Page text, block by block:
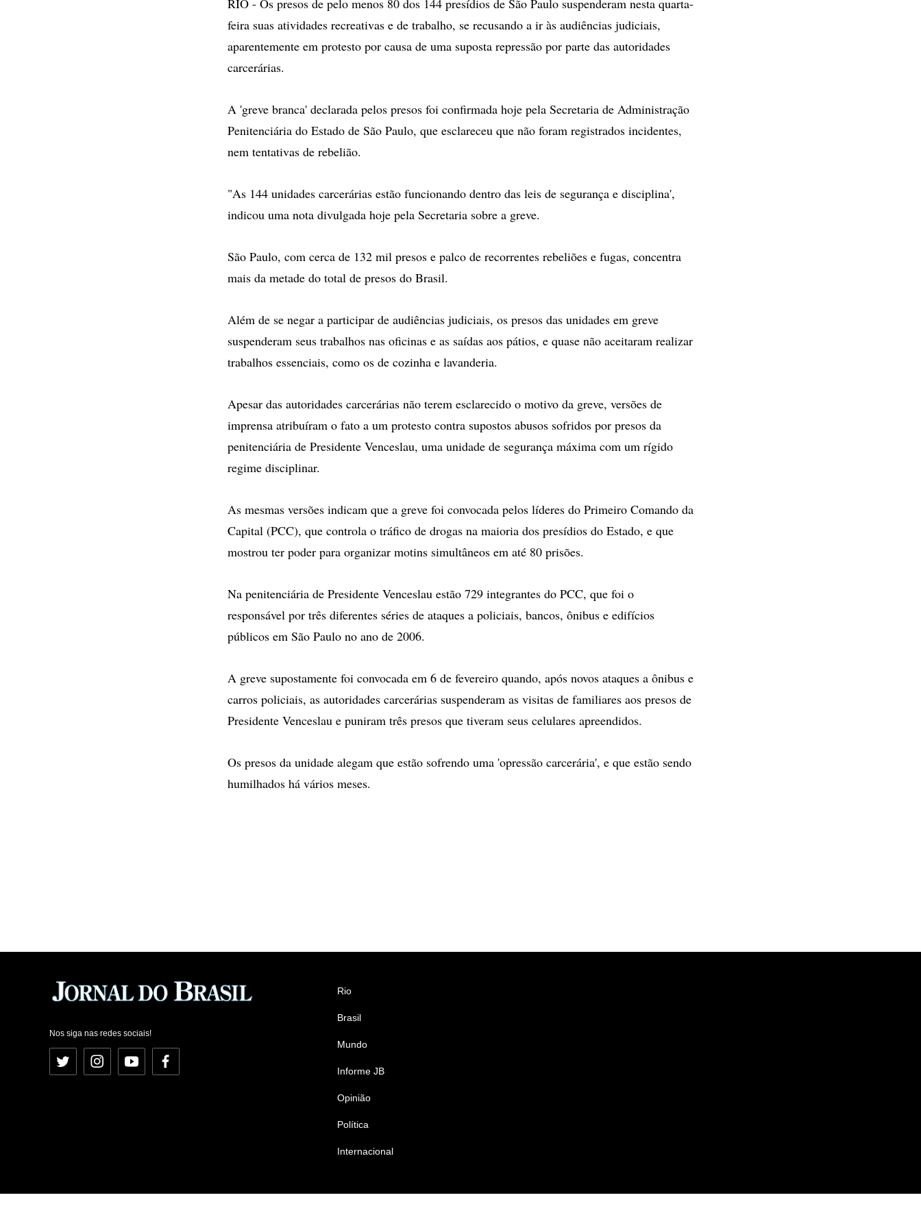
RIO - Os presos de pelo menos 80 dos 144 presídios de São Paulo suspenderam nesta quarta-
feira suas atividades recreativas e de trabalho, se recusando a ir às audiências judiciais,
aparentemente em protesto por causa de uma suposta repressão por parte das autoridades
carcerárias.
A 'greve branca' declarada pelos presos foi confirmada hoje pela Secretaria de Administração
Penitenciária do Estado de São Paulo, que esclareceu que não foram registrados incidentes,
nem tentativas de rebelião.
"As 144 unidades carcerárias estão funcionando dentro das leis de segurança e disciplina',
indicou uma nota divulgada hoje pela Secretaria sobre a greve.
São Paulo, com cerca de 132 mil presos e palco de recorrentes rebeliões e fugas, concentra
mais da metade do total de presos do Brasil.
Além de se negar a participar de audiências judiciais, os presos das unidades em greve
suspenderam seus trabalhos nas oficinas e as saídas aos pátios, e quase não aceitaram realizar
trabalhos essenciais, como os de cozinha e lavanderia.
Apesar das autoridades carcerárias não terem esclarecido o motivo da greve, versões de
imprensa atribuíram o fato a um protesto contra supostos abusos sofridos por presos da
penitenciária de Presidente Venceslau, uma unidade de segurança máxima com um rígido
regime disciplinar.
As mesmas versões indicam que a greve foi convocada pelos líderes do Primeiro Comando da
Capital (PCC), que controla o tráfico de drogas na maioria dos presídios do Estado, e que
mostrou ter poder para organizar motins simultâneos em até 80 prisões.
Na penitenciária de Presidente Venceslau estão 729 integrantes do PCC, que foi o
responsável por três diferentes séries de ataques a policiais, bancos, ônibus e edifícios
públicos em São Paulo no ano de 2006.
A greve supostamente foi convocada em 6 de fevereiro quando, após novos ataques a ônibus e
carros policiais, as autoridades carcerárias suspenderam as visitas de familiares aos presos de
Presidente Venceslau e puniram três presos que tiveram seus celulares apreendidos.
Os presos da unidade alegam que estão sofrendo uma 'opressão carcerária', e que estão sendo
humilhados há vários meses.
Nos siga nas redes sociais!
Twitter InstagramYouTubeFacebook
Rio
Brasil
Mundo
Informe JB
Opinião
Política
Internacional